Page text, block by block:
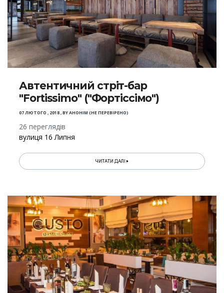
Автентичний стріт-бар
"Fortissimo" ("Фортіссімо")
07 ЛЮТОГО , 2018,BYАНОНІМ (НЕ ПЕРЕВІРЕНО)
26 переглядів
вулиця 16 Липня
ЧИТАТИ ДАЛІ